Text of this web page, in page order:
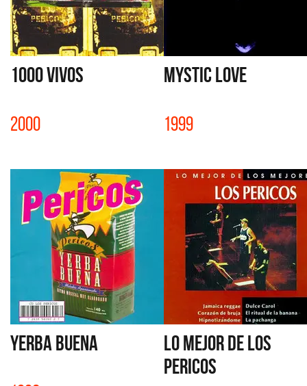
1000 VIVOS
2000
MYSTIC LOVE
1999
YERBA BUENA
LO MEJOR DE LOS
PERICOS